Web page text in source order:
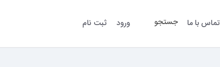
تماس با ما جستجو ورود ثبت نام